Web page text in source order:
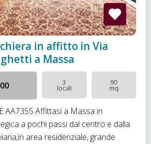
in affitto in Via
a Massa
3
locali
90
mq
AA7355 Affittasi a Massa in
a pochi passi dal centro e dalla
area residenziale, grande